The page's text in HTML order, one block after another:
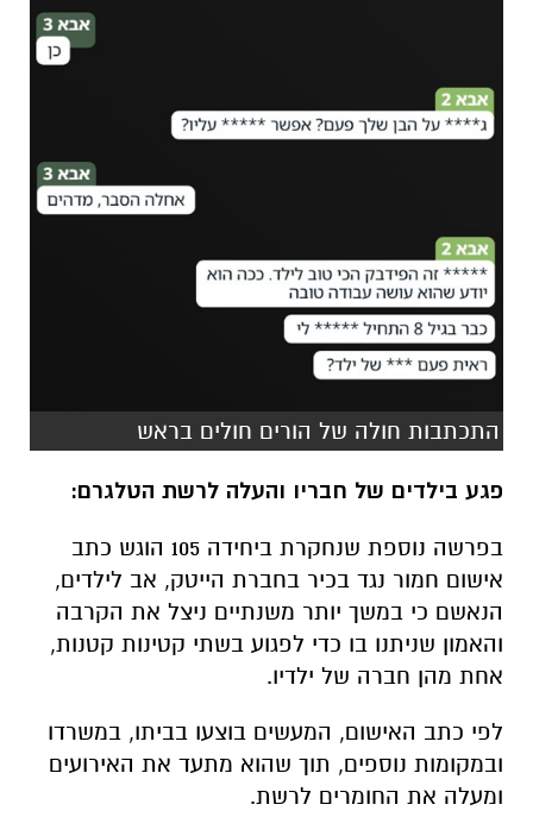
התכתבות חולה של הורים חולים בראש
פגע בילדים של חבריו והעלה לרשת הטלגרם:
בפרשה נוספת שנחקרת ביחידה 105 הוגש כתב
אישום חמור נגד בכיר בחברת הייטק, אב לילדים,
הנאשם כי במשך יותר משנתיים ניצל את הקרבה
והאמון שניתנו בו כדי לפגוע בשתי קטינות קטנות,
אחת מהן חברה של ילדיו.
לפי כתב האישום, המעשים בוצעו בביתו, במשרדו
ובמקומות נוספים, תוך שהוא מתעד את האירועים
ומעלה את החומרים לרשת.